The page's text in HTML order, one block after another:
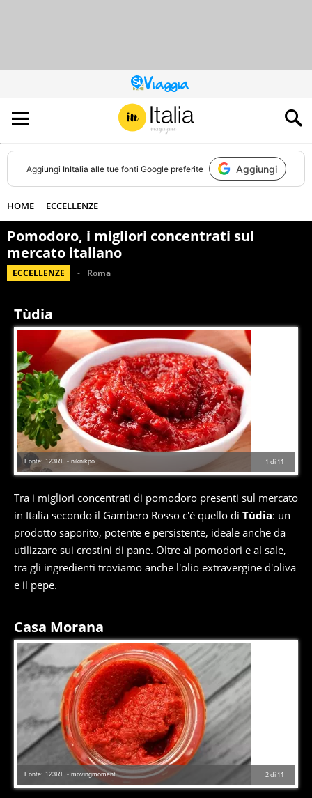
QUESTO
SITO
CONTRIBUISCE
ALL’AUDIENCE
DI
Aggiungi InItalia alle tue fonti Google preferite Aggiungi
HOME ECCELLENZE
Pomodoro, i migliori concentrati sul
mercato italiano
ECCELLENZE Roma
Tùdia
1 di 11
Fonte: 123RF - niknikpo
Tra i migliori concentrati di pomodoro presenti sul mercato
in Italia secondo il Gambero Rosso c'è quello di Tùdia: un
prodotto saporito, potente e persistente, ideale anche da
utilizzare sui crostini di pane. Oltre ai pomodori e al sale,
tra gli ingredienti troviamo anche l'olio extravergine d'oliva
e il pepe.
Casa Morana
2di 11
Fonte: 123RF - movingmoment